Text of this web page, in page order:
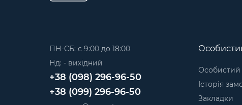
ПН-СБ: с 9:00 до 18:00
Нд: - вихідний
+38 (098) 296-96-50
+38 (099) 296-96-50
Особистий
Історія
Закладки